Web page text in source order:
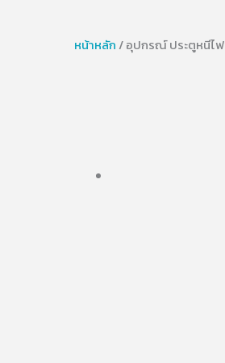
หน้าหลัก / อุปกรณ์ ประตูหนีไฟ